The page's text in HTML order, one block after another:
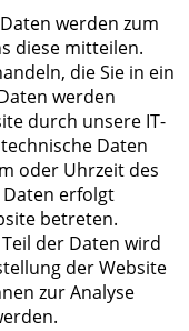
werden zum
diese mitteilen.
die Sie in ein
werden
durch unsere IT-
Daten
oder Uhrzeit des
Daten erfolgt
betreten.
Teil der Daten wird
der Website
zur Analyse